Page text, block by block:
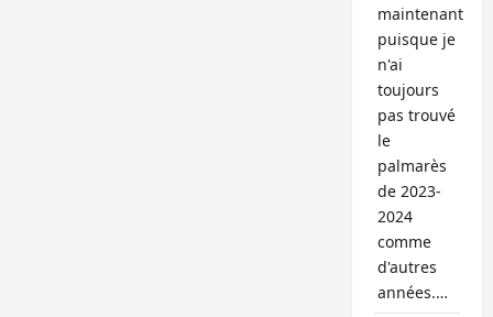
maintenant
puisque je
n'ai
toujours
pas trouvé
le
palmarès
de 2023-
2024
comme
d'autres
années.…